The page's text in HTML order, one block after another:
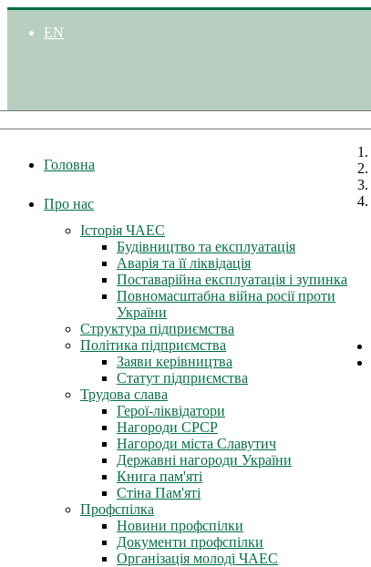
EN
Головна
Про нас
Історія ЧАЕС
Будівництво та експлуатація
Аварія та її ліквідація
Поставарійна експлуатація і зупинка
Повномасштабна війна росії проти
України
Структура підприємства
Політика підприємства
Заяви керівництва
Статут підприємства
Трудова слава
Герої-ліквідатори
Нагороди СРСР
Нагороди міста Славутич
Державні нагороди України
Книга пам'яті
Стіна Пам'яті
Профспілка
Новини профспілки
Документи профспілки
Організація молоді ЧАЕС